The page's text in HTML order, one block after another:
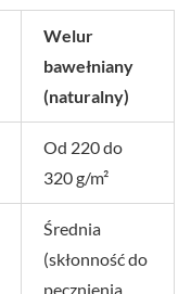
Welur
bawełniany
(naturalny)
Od 220 do
320 g/m²
Średnia
(skłonność do
pęcznienia